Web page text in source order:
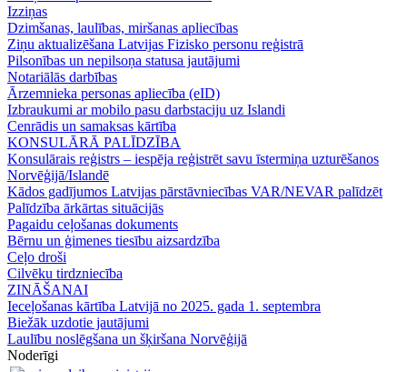
Izziņas
Dzimšanas, laulības, miršanas apliecības
Ziņu aktualizēšana Latvijas Fizisko personu reģistrā
Pilsonības un nepilsoņa statusa jautājumi
Notariālās darbības
Ārzemnieka personas apliecība (eID)
Izbraukumi ar mobilo pasu darbstaciju uz Islandi
Cenrādis un samaksas kārtība
KONSULĀRĀ PALĪDZĪBA
Konsulārais reģistrs – iespēja reģistrēt savu īstermiņa uzturēšanos
Norvēģijā/Islandē
Kādos gadījumos Latvijas pārstāvniecības VAR/NEVAR palīdzēt
Palīdzība ārkārtas situācijās
Pagaidu ceļošanas dokuments
Bērnu un ģimenes tiesību aizsardzība
Ceļo droši
Cilvēku tirdzniecība
ZINĀŠANAI
Ieceļošanas kārtība Latvijā no 2025. gada 1. septembra
Biežāk uzdotie jautājumi
Laulību noslēgšana un šķiršana Norvēģijā
Noderīgi